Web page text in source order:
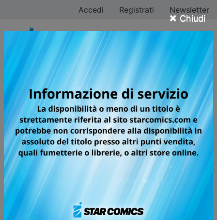
× Chiudi
Accedi Registrati Newsletter
Tutti i fumetti della
categoria Manga /
Shojo
Pagina 6 di 26